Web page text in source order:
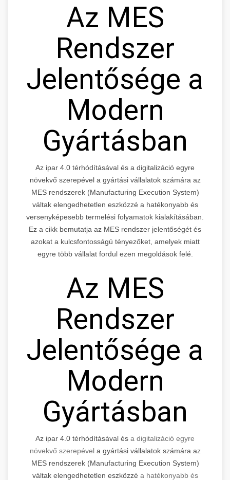
Az MES
Rendszer
Jelentősége a
Modern
Gyártásban
Az ipar 4.0 térhódításával és a digitalizáció egyre
növekvő szerepével a gyártási vállalatok számára az
MES rendszerek (Manufacturing Execution System)
váltak elengedhetetlen eszközzé a hatékonyabb és
versenyképesebb termelési folyamatok kialakításában.
Ez a cikk bemutatja az MES rendszer jelentőségét és
azokat a kulcsfontosságú tényezőket, amelyek miatt
egyre több vállalat fordul ezen megoldások felé.
Az MES
Rendszer
Jelentősége a
Modern
Gyártásban
Az ipar 4.0 térhódításával és a digitalizáció egyre
növekvő szerepévela gyártási vállalatok számára az
MES rendszerek (Manufacturing Execution System)
váltak elengedhetetlen eszközzé a hatékonyabb és